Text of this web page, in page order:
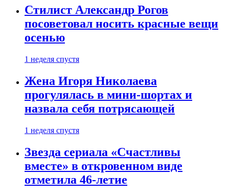
Стилист Александр Рогов
посоветовал носить красные вещи
осенью
1 неделя спустя
Жена Игоря Николаева
прогулялась в мини-шортах и
назвала себя потрясающей
1 неделя спустя
Звезда сериала «Счастливы
вместе» в откровенном виде
отметила 46-летие